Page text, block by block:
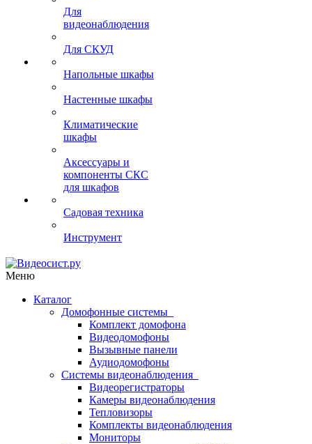
Для
видеонаблюдения
Для СКУД
Напольные шкафы
Настенные шкафы
Климатические
шкафы
Аксессуары и
компоненты СКС
для шкафов
Садовая техника
Инструмент
Меню
Каталог
Домофонные системы
Комплект домофона
Видеодомофоны
Вызывные панели
Аудиодомофоны
Системы видеонаблюдения
Видеорегистраторы
Камеры видеонаблюдения
Тепловизоры
Комплекты видеонаблюдения
Мониторы